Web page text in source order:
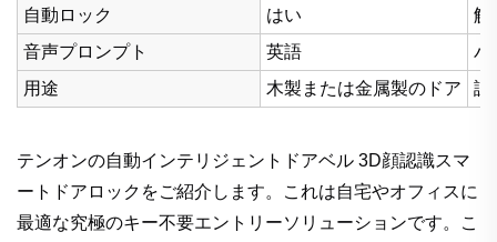
自動ロック
はい
解
音声プロンプト
英語
バ
用途
木製または金属製のドア 認
テンオンの自動インテリジェントドアベル 3D顔認識スマ
ートドアロックをご紹介します。これは自宅やオフィスに
最適な究極のキー不要エントリーソリューションです。こ